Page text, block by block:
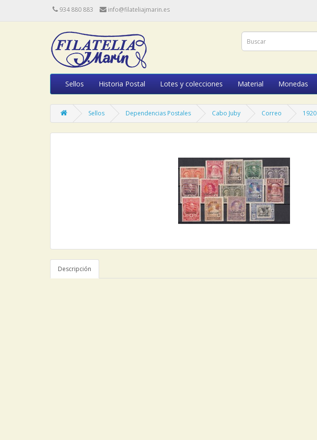
934 880 883 info@filateliajmarin.es
Sellos Historia Postal Lotes y colecciones Material Monedas
Sellos Dependencias Postales Cabo Juby Correo 1920
Descripción